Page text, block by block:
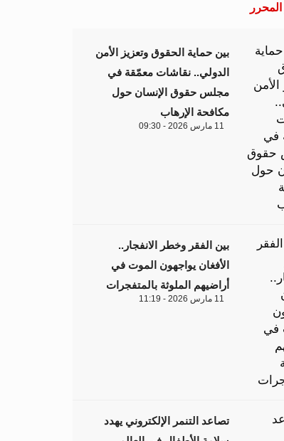
المحرر
بين حماية الحقوق وتعزيز الأمن
الدولي.. نقاشات معمّقة في
مجلس حقوق الإنسان حول
مكافحة الإرهاب
11 مارس 2026 - 09:30
بين الفقر وخطر الانفجار..
الأفغان يواجهون الموت في
أراضيهم الملوثة بالمتفجرات
11 مارس 2026 - 11:19
تصاعد التنمر الإلكتروني يهدد